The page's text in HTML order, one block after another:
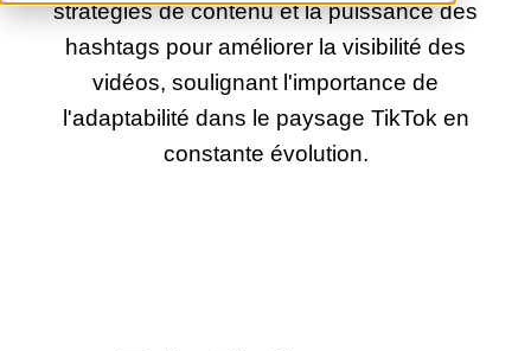
stratégies de contenu et la puissance des
hashtags pour améliorer la visibilité des
vidéos, soulignant l'importance de
l'adaptabilité dans le paysage TikTok en
constante évolution.